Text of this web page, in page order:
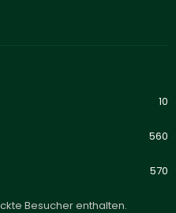
10
560
570
Besucher enthalten.